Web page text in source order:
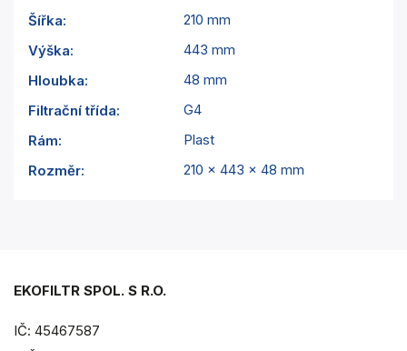
Šířka:
210 mm
Výška:
443 mm
Hloubka:
48 mm
Filtrační třída:
G4
Rám:
Plast
Rozměr: 210 x 443 x 48 mm
EKOFILTR SPOL. S R.O.
IČ: 45467587